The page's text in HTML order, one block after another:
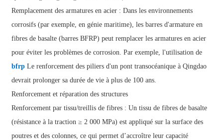
Remplacement des armatures en acier : Dans les environnements
corrosifs (par exemple, en génie maritime), les barres d'armature en
fibres de basalte (barres BFRP) peut remplacer les armatures en acier
pour éviter les problèmes de corrosion. Par exemple, l'utilisation de
bfrpLe renforcement des piliers d'un pont transocéanique à Qingdao
devrait prolonger sa durée de vie à plus de 100 ans.
Renforcement et réparation des structures
Renforcement par tissu/treillis de fibres : Un tissu de fibres de basalte
(résistance à la traction ≥ 2 000 MPa) est appliqué sur la surface des
poutres et des colonnes, ce qui permet d’accroître leur capacité